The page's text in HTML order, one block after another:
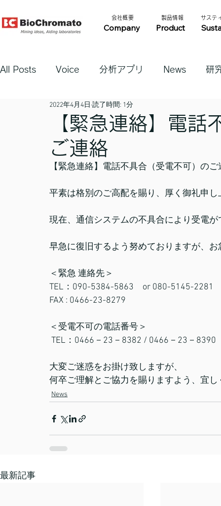
Company Product
​製品情報​​
​会社概要​​ サステ
All Posts Voice 分析アプリ News 研
【緊急連絡】電話
ご連絡
2022年4月4日 読了時間: 1分
【緊急連絡】電話不具合（受電不可）のご
平素は格別のご高配を賜り、厚く御礼申し
現在、通信システムの不具合により受電
早急に復旧するよう努めておりますが、
＜緊急 連絡先＞
TEL：090-5384-5863　or 080-5145-
FAX : 0466-23-8279
＜受電不可の電話番号＞
TEL：0466－23－8382 / 0466－23－8390
大変ご迷惑をお掛け致しますが、
何卒ご理解とご協力を賜りますよう、宜
News
最新記事